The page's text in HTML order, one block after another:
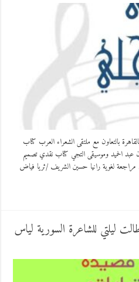
بالتعاون مع ملتقى الشعراء العرب كتاب
الحميد وموسيقى التجي كتاب نقدي تصميم
مراجعة لغوية رانيا حسين الشريف /ثريا فياض
ليلتي للشاعرة السورية لياس